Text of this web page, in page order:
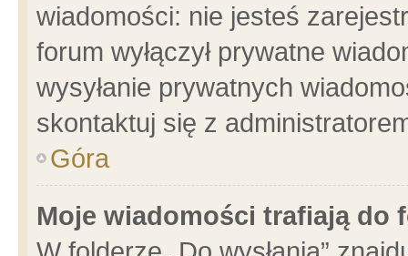
wiadomości: nie jesteś
forum wyłączył prywatne
wysyłanie prywatnych
skontaktuj się z
Góra
Moje wiadomości trafiają do